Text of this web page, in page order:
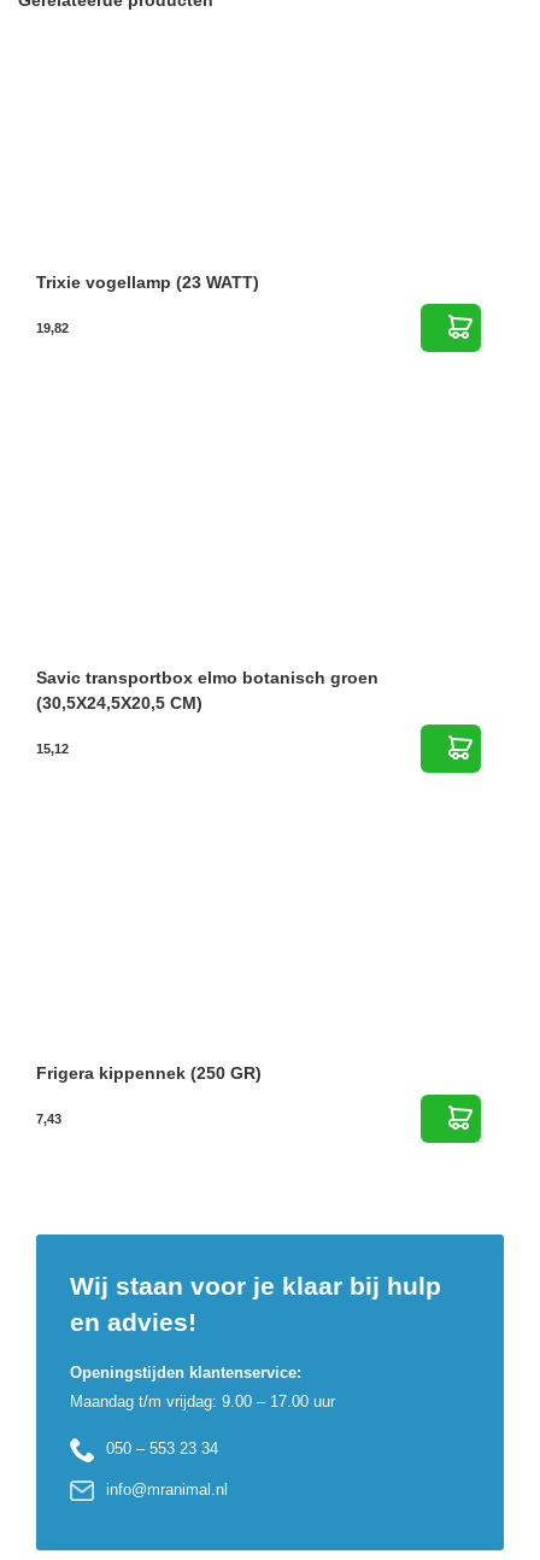
Trixie vogellamp (23 WATT)
19,82
Savic transportbox elmo botanisch groen
(30,5X24,5X20,5 CM)
15,12
Frigera kippennek (250 GR)
7,43
Wij staan voor je klaar bij hulp
en advies!
Openingstijden klantenservice:
Maandag t/m vrijdag: 9.00 – 17.00 uur
050 – 553 23 34
info@mranimal.nl